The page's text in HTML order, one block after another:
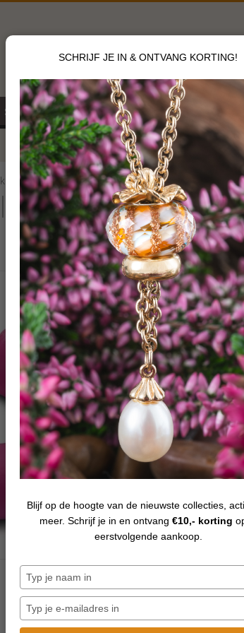
SCHRIJF JE IN & ONTVANG KORTING!
Blijf op de hoogte van de nieuwste collecties,
meer. Schrijf je in en ontvang €10,- korting
eerstvolgende aankoop.
je
in
je
SALE NIEUW CADEAUBON
voor 12 u besteldklik hier*
Roos
Rubberen link
€1,50
Voor
Vanaf
Ook